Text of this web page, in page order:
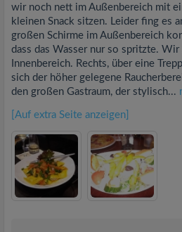
wir noch nett im Außenbereich mit
kleinen Snack sitzen. Leider fing es
großen Schirme im Außenbereich
dass das Wasser nur so spritzte. Wir
Innenbereich. Rechts, über eine
sich der höher gelegene
den großen Gastraum, der stylisch...
[Auf extra Seite anzeigen]